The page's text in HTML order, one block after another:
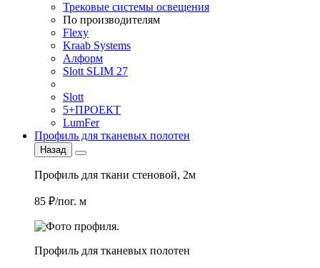
Трековые системы освещения
По производителям
Flexy
Kraab Systems
Алформ
Slott SLIM 27
Slott
5+ПРОЕКТ
LumFer
Профиль для тканевых полотен
Назад
Профиль для ткани стеновой, 2м
85 ₽/пог. м
Профиль для тканевых полотен